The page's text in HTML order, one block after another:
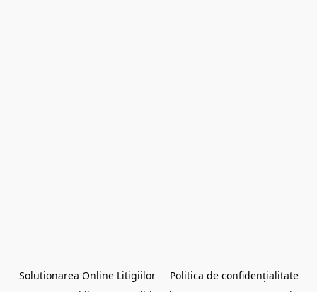
Solutionarea Online Litigiilor
Politica de confidențialitate